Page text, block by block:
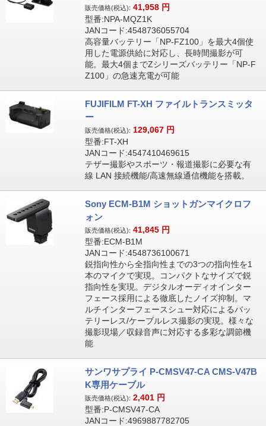
販売価格(税込): 41,958 円
型番:NPA-MQZ1K
JANコード:4548736055704
高容量バッテリー「NP-FZ100」を最大4個使
用した電源供給に対応し、長時間撮影が可
能。最大4個までZシリーズバッテリー「NP-F
Z100」の急速充電が可能
FUJIFILM FT-XH ファイルトランスミッタ
ー
販売価格(税込): 129,067 円
型番:FT-XH
JANコード:4547410469615
テザー撮影やスポーツ・報道撮影に必要な有
線 LAN 接続機能/高速無線通信機能を搭載。
Sony ECM-B1M ショットガンマイクロフ
ォン
販売価格(税込): 41,845 円
型番:ECM-B1M
JANコード:4548736100671
鋭指向性から全指向性までの3つの指向性を1
本のマイクで実現。コンパクトなサイズで鋭
指向性を実現。デジタルオーディオインター
フェース採用による徹底したノイズ抑制。マ
ルチインターフェースシュー対応によるバッ
テリーレス/ケーブルレス撮影の実現。様々な
撮影現場／収録音声に対応する多彩な調節機
能
サンワサプライ P-CMSV47-CA CMS-V47B
K専用ケーブル
販売価格(税込): 2,401 円
型番:P-CMSV47-CA
JANコード:4969887782705